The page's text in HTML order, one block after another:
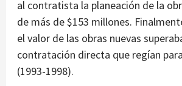
al contratista la planeación de la
de más de $153 millones.
el valor de las obras nuevas
contratación directa que regían
(1993-1998).